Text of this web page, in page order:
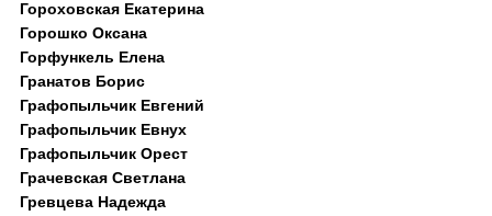
Гороховская Екатерина
Горошко Оксана
Горфункель Елена
Гранатов Борис
Графопыльчик Евгений
Графопыльчик Евнух
Графопыльчик Орест
Грачевская Светлана
Гревцева Надежда